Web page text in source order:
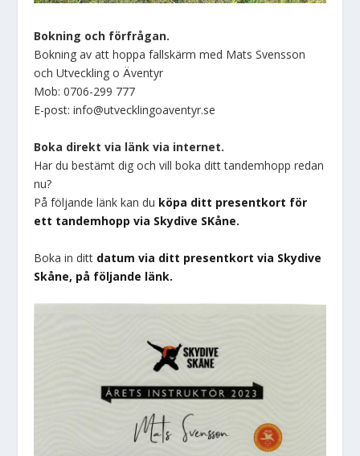
Bokning och förfrågan.
Bokning av att hoppa fallskärm med Mats Svensson
och Utveckling o Äventyr
Mob: 0706-299 777
E-post: info@utvecklingoaventyr.se
Boka direkt via länk via internet.
Har du bestämt dig och vill boka ditt tandemhopp redan
nu?
På följande länk kan du köpa ditt presentkort för
ett tandemhopp via Skydive SKåne.
Boka in ditt datum via ditt presentkort via Skydive
Skåne, på följande länk.